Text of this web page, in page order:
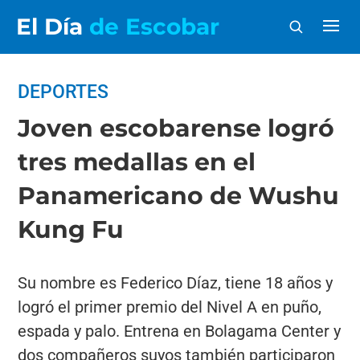
El Día de Escobar
DEPORTES
Joven escobarense logró
tres medallas en el
Panamericano de Wushu
Kung Fu
Su nombre es Federico Díaz, tiene 18 años y
logró el primer premio del Nivel A en puño,
espada y palo. Entrena en Bolagama Center y
dos compañeros suyos también participaron